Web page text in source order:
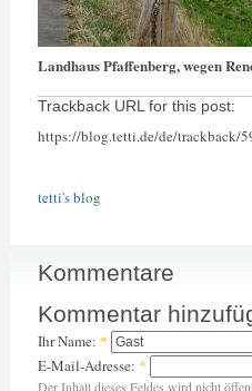
Landhaus Pfaffenberg, wegen
Trackback URL for this post:
https://blog.tetti.de/de/trackback/
tetti's blog
Kommentare
Kommentar
Ihr Name: *
E-Mail-Adresse: *
Der Inhalt dieses Feldes wird nicht